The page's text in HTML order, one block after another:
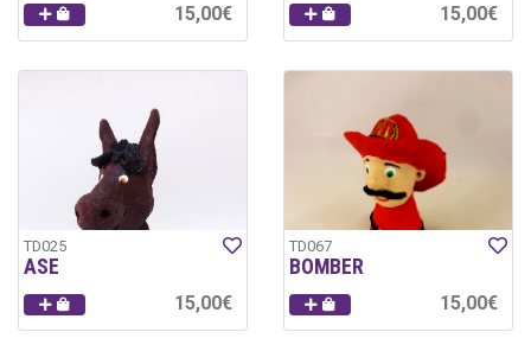
15,00€ 15,00€
TD025
ASE
15,00€
TD067
BOMBER
15,00€